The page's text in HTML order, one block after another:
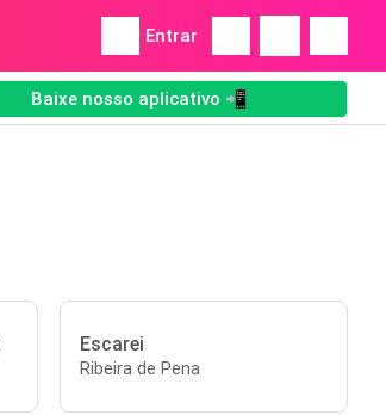
Entrar
Baixe nosso aplicativo 📲
Escarei
Ribeira de Pena